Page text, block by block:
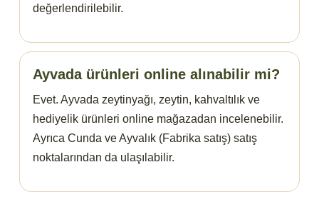
değerlendirilebilir.
Ayvada ürünleri online alınabilir mi?
Evet. Ayvada zeytinyağı, zeytin, kahvaltılık ve
hediyelik ürünleri online mağazadan incelenebilir.
Ayrıca Cunda ve Ayvalık (Fabrika satış) satış
noktalarından da ulaşılabilir.